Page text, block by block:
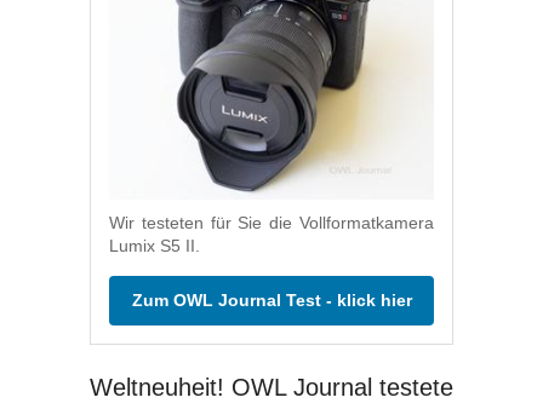
Wir testeten für Sie die Vollformatkamera
Lumix S5 II.
Zum OWL Journal Test - klick hier
Weltneuheit! OWL Journal testete